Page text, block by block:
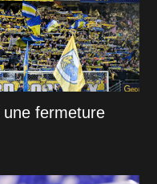
fermeture